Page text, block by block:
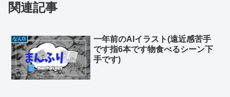
関連記事
なんG
一年前のAIイラスト(遠近感苦手
です指6本です物食べるシーン下
手です)